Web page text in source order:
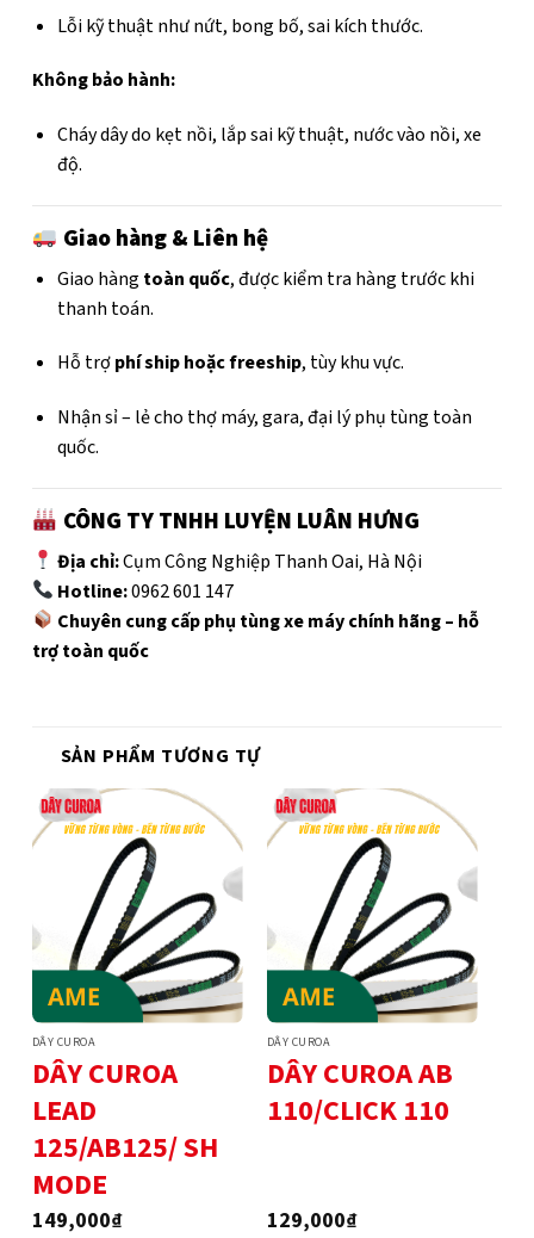
Lỗi kỹ thuật như nứt, bong bố, sai kích thước.
Không bảo hành:
Cháy dây do kẹt nồi, lắp sai kỹ thuật, nước vào nồi, xe
độ.
Giao hàng & Liên hệ
Giao hàng toàn quốc, được kiểm tra hàng trước khi
thanh toán.
Hỗ trợphí ship hoặc freeship, tùy khu vực.
Nhận sỉ – lẻ cho thợ máy, gara, đại lý phụ tùng toàn
quốc.
CÔNG TY TNHH LUYỆN LUÂN HƯNG
Địa chỉ:Cụm Công Nghiệp Thanh Oai, Hà Nội
Hotline:0962 601 147
Chuyên cung cấp phụ tùng xe máy chính hãng – hỗ
trợ toàn quốc
SẢN PHẨM TƯƠNG TỰ
DÂY CUROA
DÂY CUROA
LEAD
125/AB125/ SH
MODE
149,000₫
DÂY CUROA
DÂY CUROA AB
110/CLICK 110
129,000₫